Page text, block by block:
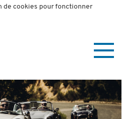
de cookies pour fonctionner